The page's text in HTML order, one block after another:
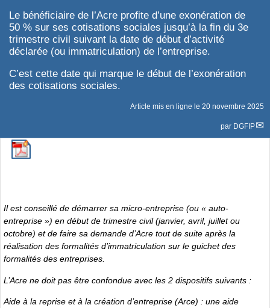
Le bénéficiaire de l’Acre profite d’une exonération de
50 % sur ses cotisations sociales jusqu’à la fin du 3e
trimestre civil suivant la date de début d’activité
déclarée (ou immatriculation) de l’entreprise.
C’est cette date qui marque le début de l’exonération
des cotisations sociales.
Article mis en ligne le 20 novembre 2025
par DGFIP
Il est conseillé de démarrer sa micro-entreprise (ou « auto-
entreprise ») en début de trimestre civil (janvier, avril, juillet ou
octobre) et de faire sa demande d’Acre tout de suite après la
réalisation des formalités d’immatriculation sur le guichet des
formalités des entreprises.
L’Acre ne doit pas être confondue avec les 2 dispositifs suivants :
Aide à la reprise et à la création d’entreprise (Arce) : une aide